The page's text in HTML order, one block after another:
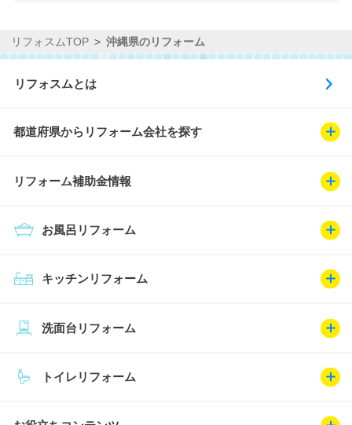
リフォスムTOP 沖縄県のリフォーム
リフォスムとは
都道府県からリフォーム会社を探す
リフォーム補助金情報
キッチンリフォーム
お風呂リフォーム
トイレリフォーム
洗面台リフォーム